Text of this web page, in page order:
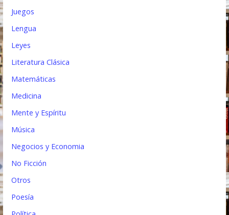
Juegos
Lengua
Leyes
Literatura Clásica
Matemáticas
Medicina
Mente y Espíritu
Música
Negocios y Economia
No Ficción
Otros
Poesía